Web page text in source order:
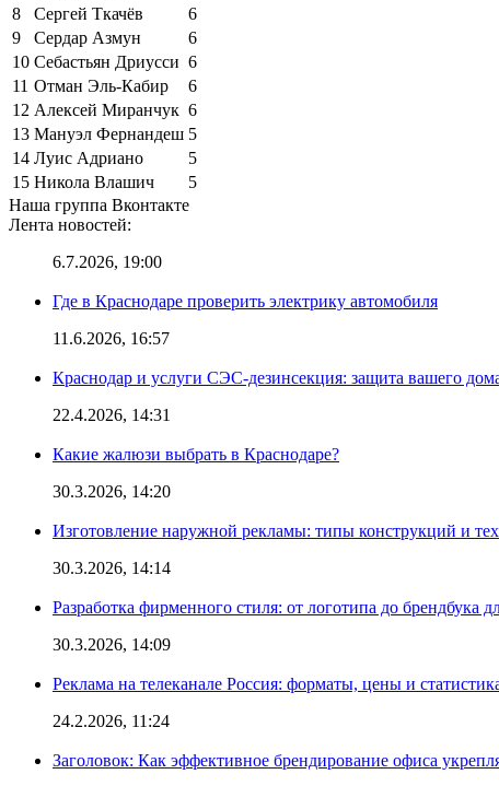
8
Сергей Ткачёв
6
9
Сердар Азмун
6
10 Себастьян Дриусси 6
11 Отман Эль-Кабир
6
12 Алексей Миранчук 6
13 Мануэл Фернандеш 5
14 Луис Адриано
5
15 Никола Влашич
5
Наша группа Вконтакте
Лента новостей:
6.7.2026, 19:00
Где в Краснодаре проверить электрику автомобиля
11.6.2026, 16:57
Краснодар и услуги СЭС-дезинсекция: защита вашего
22.4.2026, 14:31
Какие жалюзи выбрать в Краснодаре?
30.3.2026, 14:20
Изготовление наружной рекламы: типы конструкций и
30.3.2026, 14:14
Разработка фирменного стиля: от логотипа до брендбука
30.3.2026, 14:09
Реклама на телеканале Россия: форматы, цены и
24.2.2026, 11:24
Заголовок: Как эффективное брендирование офиса